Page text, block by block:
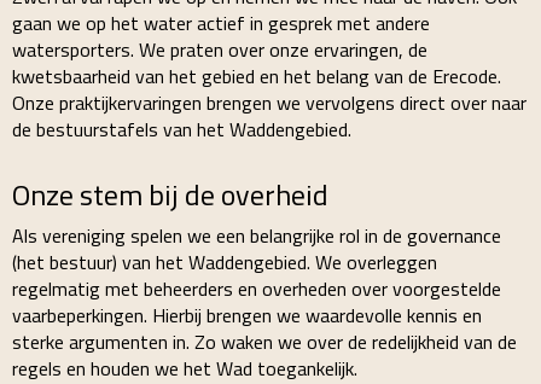
gaan we op het water actief in gesprek met andere
watersporters. We praten over onze ervaringen, de
kwetsbaarheid van het gebied en het belang van de Erecode.
Onze praktijkervaringen brengen we vervolgens direct over naar
de bestuurstafels van het Waddengebied.
Onze stem bij de overheid
Als vereniging spelen we een belangrijke rol in de governance
(het bestuur) van het Waddengebied. We overleggen
regelmatig met beheerders en overheden over voorgestelde
vaarbeperkingen. Hierbij brengen we waardevolle kennis en
sterke argumenten in. Zo waken we over de redelijkheid van de
regels en houden we het Wad toegankelijk.